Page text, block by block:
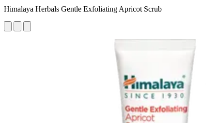
Himalaya Herbals Gentle Exfoliating Apricot Scrub